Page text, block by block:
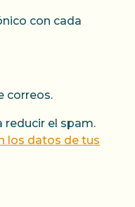
con cada
correos.
reducir el spam.
los datos de tus